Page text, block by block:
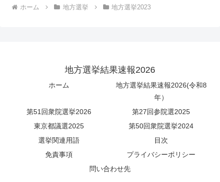
ホーム 地方選挙 地方選挙2023
地方選挙結果速報2026
ホーム
地方選挙結果速報2026(令和8
年）
第51回衆院選挙2026
第27回参院選2025
東京都議選2025
第50回衆院選挙2024
選挙関連用語
目次
免責事項
プライバシーポリシー
問い合わせ先